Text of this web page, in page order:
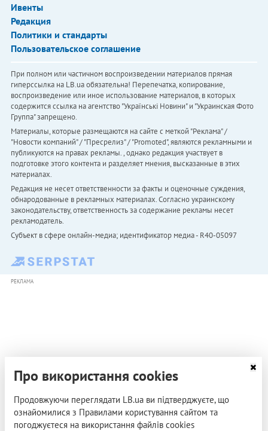
Ивенты
Редакция
Политики и стандарты
Пользовательское соглашение
При полном или частичном воспроизведении материалов прямая
гиперссылка на LB.ua обязательна! Перепечатка, копирование,
воспроизведение или иное использование материалов, в которых
содержится ссылка на агентство "Українськi Новини" и "Украинская Фото
Группа" запрещено.
Материалы, которые размещаются на сайте с меткой "Реклама" /
"Новости компаний" / "Пресрелиз" / "Promoted", являются рекламными и
публикуются на правах рекламы. , однако редакция участвует в
подготовке этого контента и разделяет мнения, высказанные в этих
материалах.
Редакция не несет ответственности за факты и оценочные суждения,
обнародованные в рекламных материалах. Согласно украинскому
законодательству, ответственность за содержание рекламы несет
рекламодатель.
Субъект в сфере онлайн-медиа; идентификатор медиа - R40-05097
РЕКЛАМА
Про використання cookies
Продовжуючи переглядати LB.ua ви підтверджуєте, що
ознайомилися з Правилами користування сайтом та
погоджуєтеся на використання файлів cookies